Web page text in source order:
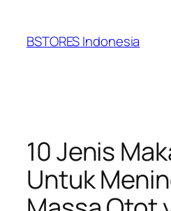
konten
BSTORES Indonesia
10 Jenis
Untuk